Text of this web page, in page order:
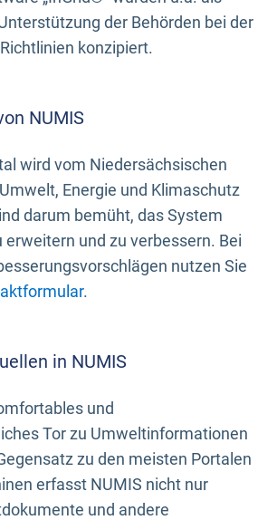
der Behörden bei der
konzipiert.
NUMIS
wird vom Niedersächsischen
Energie und Klimaschutz
darum bemüht, das System
erweitern und zu verbessern. Bei
nutzen Sie
.
in NUMIS
und
Tor zu Umweltinformationen
zu den meisten Portalen
erfasst NUMIS nicht nur
und andere